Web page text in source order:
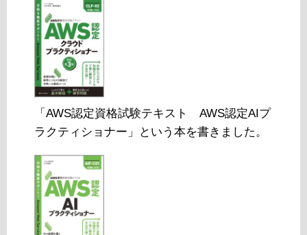
「AWS認定資格試験テキスト AWS認定AIプ
ラクティショナー」という本を書きました。